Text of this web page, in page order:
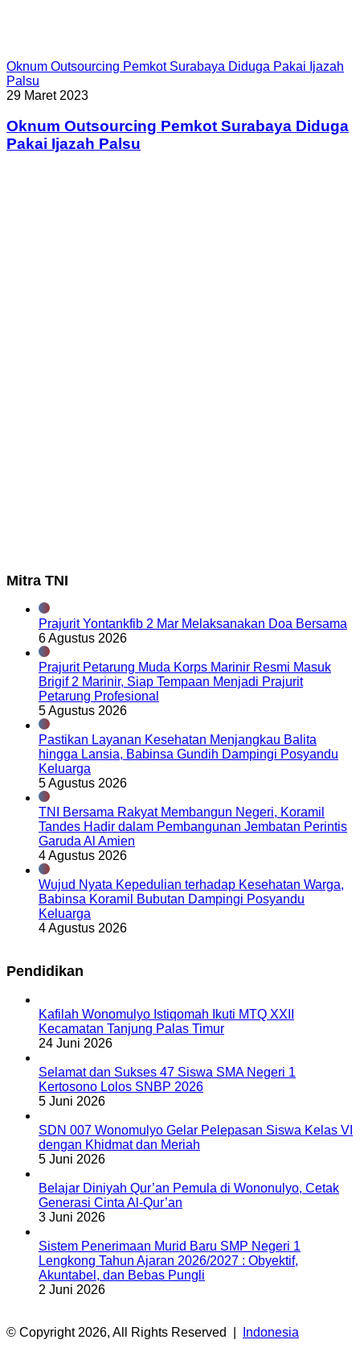
Oknum Outsourcing Pemkot Surabaya Diduga Pakai Ijazah
Palsu
29 Maret 2023
Oknum Outsourcing Pemkot Surabaya Diduga
Pakai Ijazah Palsu
Mitra TNI
Prajurit Yontankfib 2 Mar Melaksanakan Doa Bersama
6 Agustus 2026
Prajurit Petarung Muda Korps Marinir Resmi Masuk
Brigif 2 Marinir, Siap Tempaan Menjadi Prajurit
Petarung Profesional
5 Agustus 2026
Pastikan Layanan Kesehatan Menjangkau Balita
hingga Lansia, Babinsa Gundih Dampingi Posyandu
Keluarga
5 Agustus 2026
TNI Bersama Rakyat Membangun Negeri, Koramil
Tandes Hadir dalam Pembangunan Jembatan Perintis
Garuda Al Amien
4 Agustus 2026
Wujud Nyata Kepedulian terhadap Kesehatan Warga,
Babinsa Koramil Bubutan Dampingi Posyandu
Keluarga
4 Agustus 2026
Pendidikan
Kafilah Wonomulyo Istiqomah Ikuti MTQ XXII
Kecamatan Tanjung Palas Timur
24 Juni 2026
Selamat dan Sukses 47 Siswa SMA Negeri 1
Kertosono Lolos SNBP 2026
5 Juni 2026
SDN 007 Wonomulyo Gelar Pelepasan Siswa Kelas VI
dengan Khidmat dan Meriah
5 Juni 2026
Belajar Diniyah Qur’an Pemula di Wononulyo, Cetak
Generasi Cinta Al-Qur’an
3 Juni 2026
Sistem Penerimaan Murid Baru SMP Negeri 1
Lengkong Tahun Ajaran 2026/2027 : Obyektif,
Akuntabel, dan Bebas Pungli
2 Juni 2026
© Copyright 2026, All Rights Reserved |
Indonesia